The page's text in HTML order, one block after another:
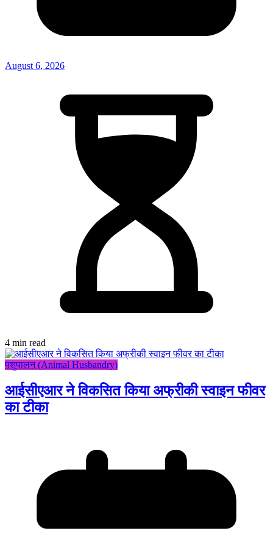
August 6, 2026
4 min read
पशुपालन (Animal Husbandry)
आईसीएआर ने विकसित किया अफ्रीकी स्वाइन फीवर
का टीका